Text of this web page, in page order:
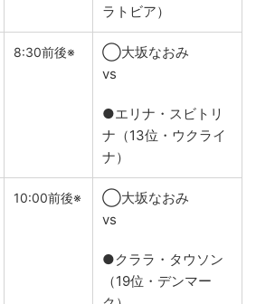
ラトビア）
8:30前後※
◯大坂なおみ
vs
●エリナ・スビトリ
ナ（13位・ウクライ
ナ）
10:00前後※
◯大坂なおみ
vs
●クララ・タウソン
（19位・デンマー